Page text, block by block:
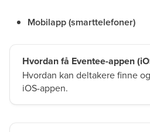
Mobilapp (smarttelefoner)
Hvordan få Eventee-appen
Hvordan kan deltakere finne
iOS-appen.